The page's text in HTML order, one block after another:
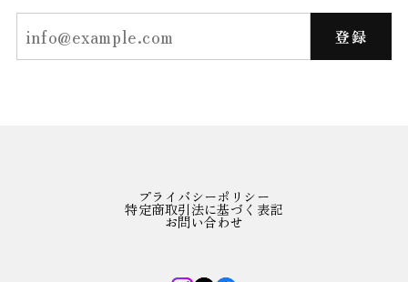
登録
プライバシーポリシー
特定商取引法に基づく表記
お問い合わせ